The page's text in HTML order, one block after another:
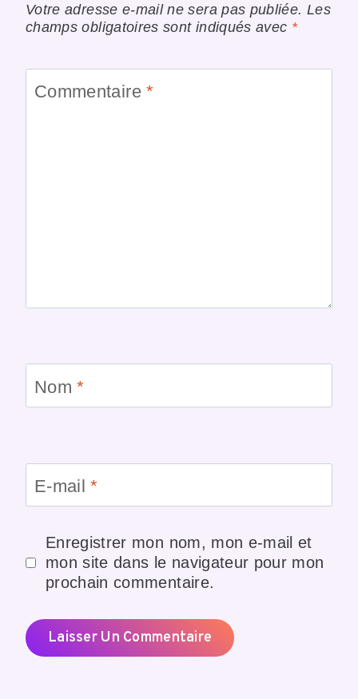
Votre adresse e-mail ne sera pas publiée. Les
champs obligatoires sont indiqués avec *
Commentaire*
Nom*
E-mail*
Enregistrer mon nom, mon e-mail et
mon site dans le navigateur pour mon
prochain commentaire.